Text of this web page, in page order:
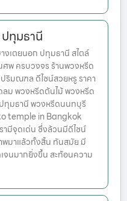
ทุมธานี
เตยนอก ปทุมธานี สไตล์
พ ครบวงจร ร้านพวงหรีด
ริมณฑล ดีไซน์สวยหรู ราคา
ม พวงหรีดต้นไม้ พวงหรีด
ทุมธานี พวงหรีดนนทบุรี
temple in Bangkok
ามีจุดเด่น ซึ่งล้วนมีดีไซน์
พมาแล้วทั้งสิ้น ทันสมัย มี
จนมากยิ่งขึ้น สะท้อนความ